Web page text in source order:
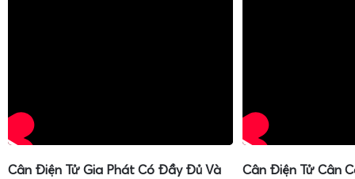
Cân Điện Tử Gia Phát Có Đầy Đủ Và
Cân Điện Tử Cân